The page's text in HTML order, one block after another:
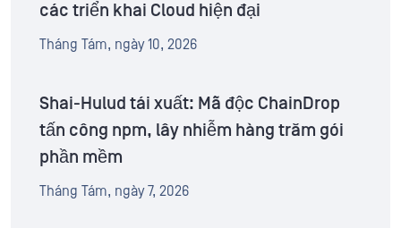
các triển khai Cloud hiện đại
Tháng Tám, ngày 10, 2026
Shai-Hulud tái xuất: Mã độc ChainDrop
tấn công npm, lây nhiễm hàng trăm gói
phần mềm
Tháng Tám, ngày 7, 2026